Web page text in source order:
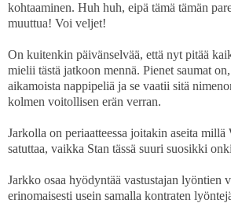
kohtaaminen. Huh huh, eipä tämä tämän
muuttua! Voi veljet!
On kuitenkin päivänselvää, että nyt pitää
mielii tästä jatkoon mennä. Pienet saumat
aikamoista nappipeliä ja se vaatii sitä
kolmen voitollisen erän verran.
Jarkolla on periaatteessa joitakin aseita
satuttaa, vaikka Stan tässä suuri suosikki
Jarkko osaa hyödyntää vastustajan lyöntien
erinomaisesti usein samalla kontraten